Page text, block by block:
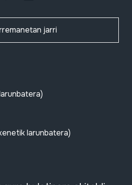
jarri
larunbatera)